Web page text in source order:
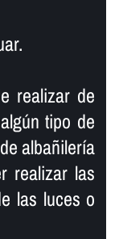
realizar de
tipo de
albañilerí­a
realizar las
las luces o